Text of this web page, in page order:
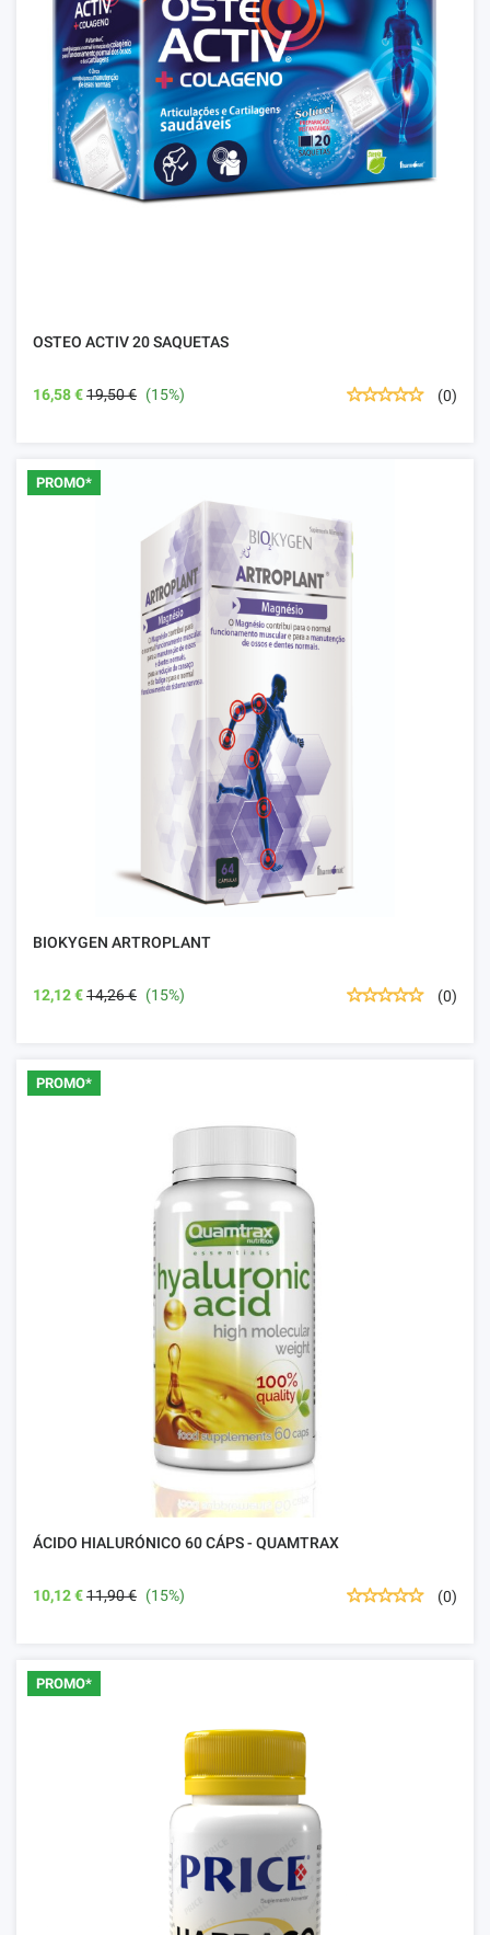
OSTEO ACTIV 20 SAQUETAS
16,58 €19,50 € (15%) (0)
PROMO*
BIOKYGEN ARTROPLANT
12,12 €14,26 € (15%) (0)
PROMO*
ÁCIDO HIALURÓNICO 60 CÁPS - QUAMTRAX
10,12 €11,90 € (15%) (0)
PROMO*